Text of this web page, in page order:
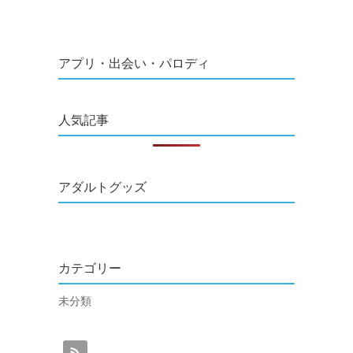
アプリ・出会い・パロディ
人気記事
アダルトグッズ
カテゴリー
未分類